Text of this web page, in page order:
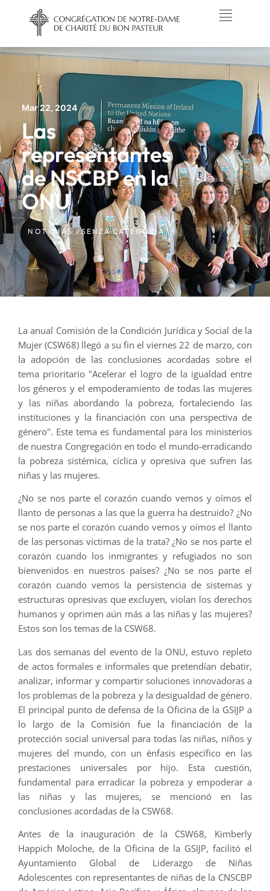
Mar 22, 2024
Las
representantes
de NSCBP en la
ONU
NOTICIAS /SENZA CATEGORIA
La anual Comisión de la Condición Jurídica y Social de la
Mujer (CSW68) llegó a su fin el viernes 22 de marzo, con
la adopción de las conclusiones acordadas sobre el
tema prioritario "Acelerar el logro de la igualdad entre
los géneros y el empoderamiento de todas las mujeres
y las niñas abordando la pobreza, fortaleciendo las
instituciones y la financiación con una perspectiva de
género". Este tema es fundamental para los ministerios
de nuestra Congregación en todo el mundo-erradicando
la pobreza sistémica, cíclica y opresiva que sufren las
niñas y las mujeres.
¿No se nos parte el corazón cuando vemos y oímos el
llanto de personas a las que la guerra ha destruido? ¿No
se nos parte el corazón cuando vemos y oímos el llanto
de las personas víctimas de la trata? ¿No se nos parte el
corazón cuando los inmigrantes y refugiados no son
bienvenidos en nuestros países? ¿No se nos parte el
corazón cuando vemos la persistencia de sistemas y
estructuras opresivas que excluyen, violan los derechos
humanos y oprimen aún más a las niñas y las mujeres?
Estos son los temas de la CSW68.
Las dos semanas del evento de la ONU, estuvo repleto
de actos formales e informales que pretendían debatir,
analizar, informar y compartir soluciones innovadoras a
los problemas de la pobreza y la desigualdad de género.
El principal punto de defensa de la Oficina de la GSIJP a
lo largo de la Comisión fue la financiación de la
protección social universal para todas las niñas, niños y
mujeres del mundo, con un énfasis específico en las
prestaciones universales por hijo. Esta cuestión,
fundamental para erradicar la pobreza y empoderar a
las niñas y las mujeres, se mencionó en las
conclusiones acordadas de la CSW68.
Antes de la inauguración de la CSW68, Kimberly
Happich Moloche, de la Oficina de la GSIJP, facilitó el
Ayuntamiento Global de Liderazgo de Niñas
Adolescentes con representantes de niñas de la CNSCBP